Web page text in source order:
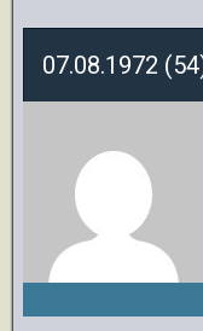
07.08.1972